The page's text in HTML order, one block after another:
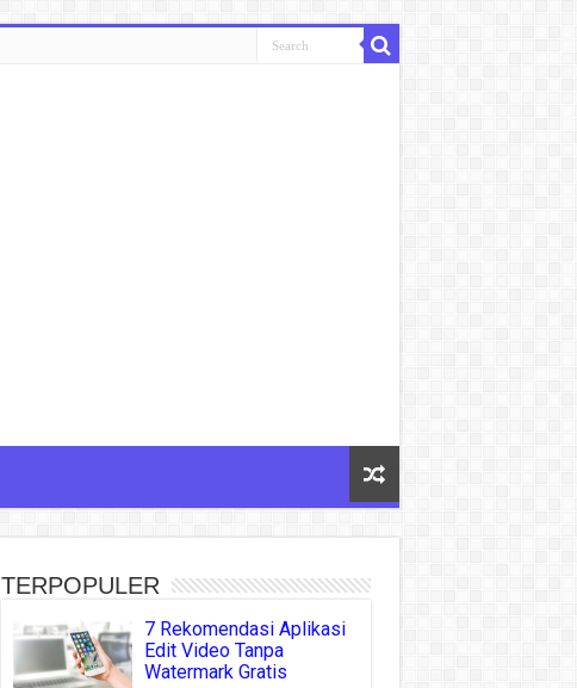
TERPOPULER
7 Rekomendasi Aplikasi
Edit Video Tanpa
Watermark Gratis